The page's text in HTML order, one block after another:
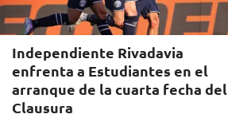
Independiente Rivadavia
enfrenta a Estudiantes en el
arranque de la cuarta fecha del
Clausura